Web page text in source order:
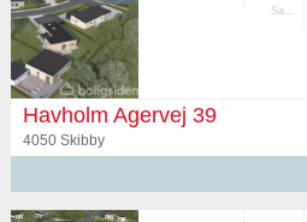
Samlet
Havholm Agervej 39
4050 Skibby